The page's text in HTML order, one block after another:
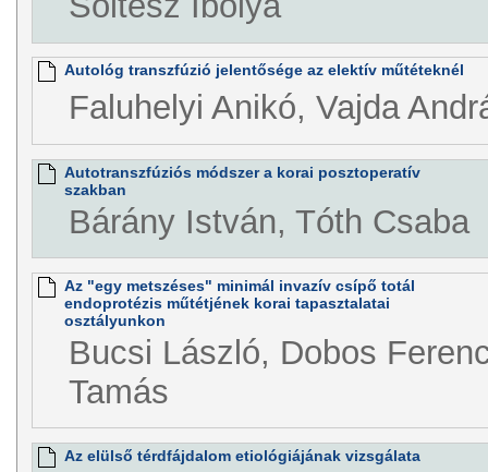
Autológ transzfúzió jelentősége az elektív műtéteknél
Faluhelyi Anikó, Vajda
Autotranszfúziós módszer a korai posztoperatív
szakban
Bárány István, Tóth Csaba
Az "egy metszéses" minimál invazív csípő totál
endoprotézis műtétjének korai tapasztalatai
osztályunkon
Bucsi László, Dobos
Tamás
Az elülső térdfájdalom etiológiájának vizsgálata